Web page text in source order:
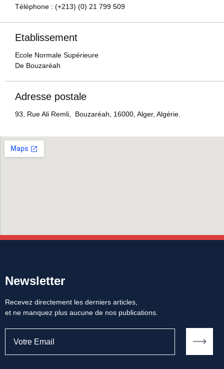
Téléphone : (+213) (0) 21 799 509
Etablissement
Ecole Normale Supérieure
De Bouzaréah
Adresse postale
93, Rue Ali Remli, Bouzaréah, 16000, Alger, Algérie.
Newsletter
Recevez directement les derniers articles,
et ne manquez plus aucune de nos publications.